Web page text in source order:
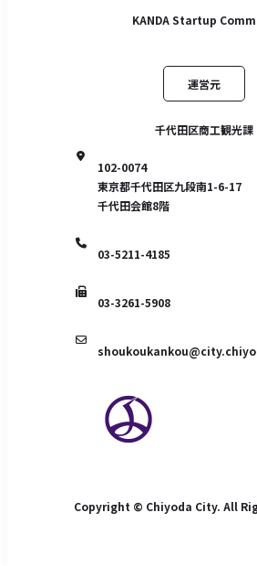
KANDA Startup
運営元
千代田区商工観光課
102-0074
東京都千代田区九段南1-6-17
千代田会館8階
03-5211-4185
03-3261-5908
Copyright © Chiyoda City. All